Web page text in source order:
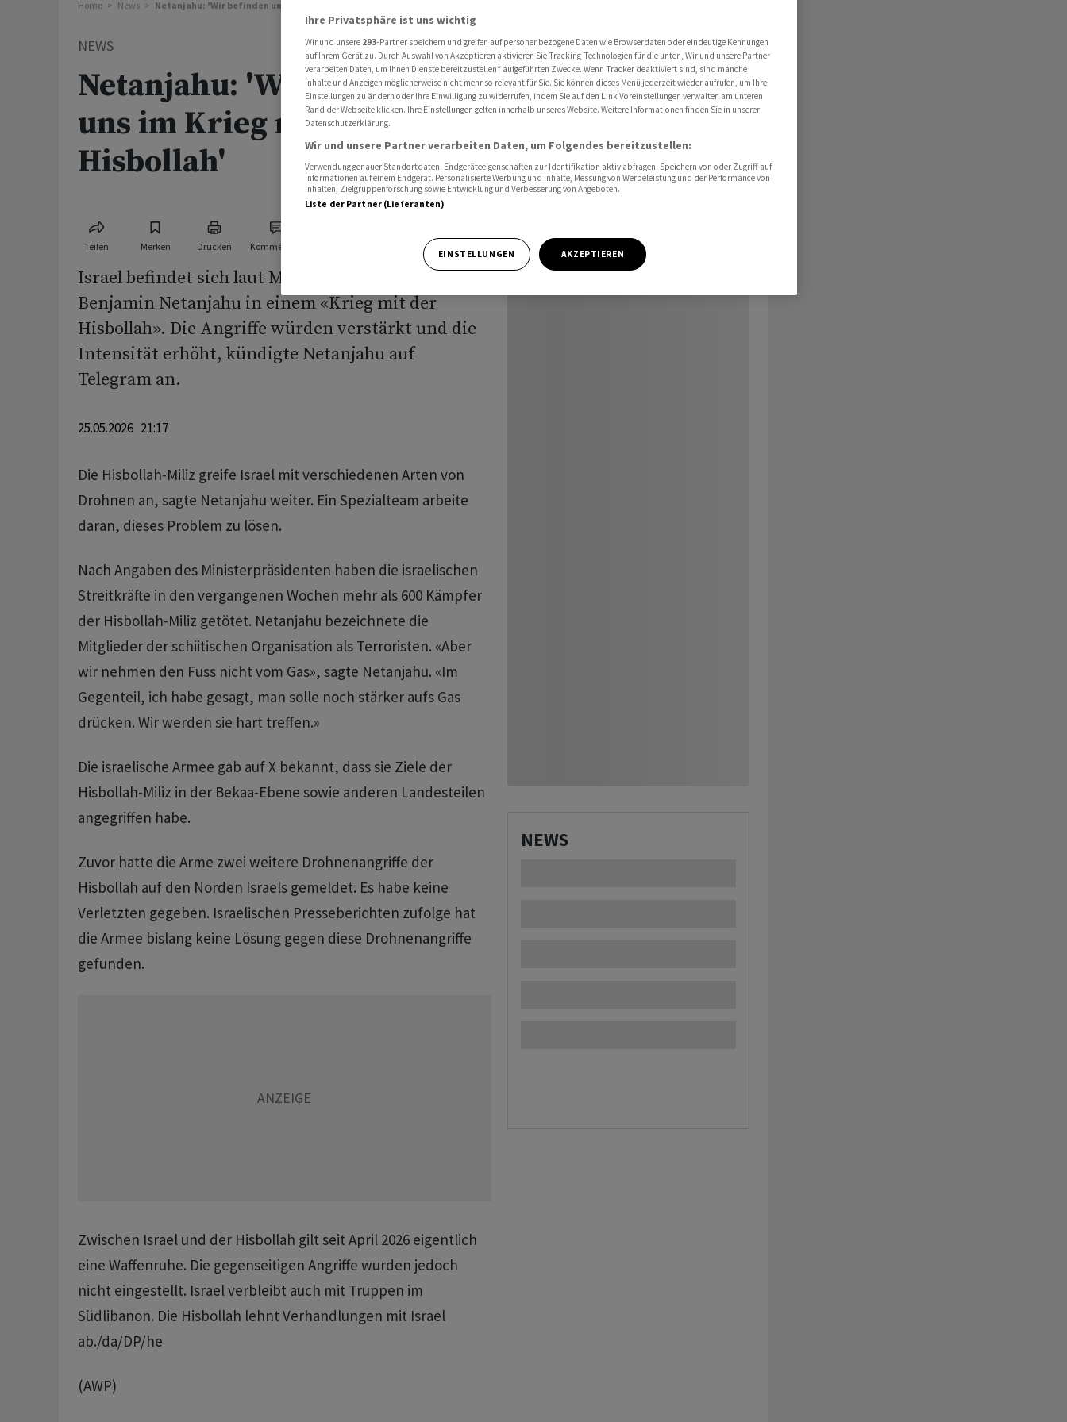
Home News Netanjahu: 'Wir befinden uns im Krieg mit der Hisbollah'
NEWS
Netanjahu: 'Wir befinden
uns im Krieg mit der
Hisbollah'
Teilen Merken Drucken Kommentare
Israel befindet sich laut Ministerpräsident
Benjamin Netanjahu in einem «Krieg mit der
Hisbollah». Die Angriffe würden verstärkt und die
Intensität erhöht, kündigte Netanjahu auf
Telegram an.
25.05.2026 21:17
Die Hisbollah-Miliz greife Israel mit verschiedenen Arten von
Drohnen an, sagte Netanjahu weiter. Ein Spezialteam arbeite
daran, dieses Problem zu lösen.
Nach Angaben des Ministerpräsidenten haben die israelischen
Streitkräfte in den vergangenen Wochen mehr als 600 Kämpfer
der Hisbollah-Miliz getötet. Netanjahu bezeichnete die
Mitglieder der schiitischen Organisation als Terroristen. «Aber
wir nehmen den Fuss nicht vom Gas», sagte Netanjahu. «Im
Gegenteil, ich habe gesagt, man solle noch stärker aufs Gas
drücken. Wir werden sie hart treffen.»
Die israelische Armee gab auf X bekannt, dass sie Ziele der
Hisbollah-Miliz in der Bekaa-Ebene sowie anderen Landesteilen
angegriffen habe.
Zuvor hatte die Arme zwei weitere Drohnenangriffe der
Hisbollah auf den Norden Israels gemeldet. Es habe keine
Verletzten gegeben. Israelischen Presseberichten zufolge hat
die Armee bislang keine Lösung gegen diese Drohnenangriffe
gefunden.
Zwischen Israel und der Hisbollah gilt seit April 2026 eigentlich
eine Waffenruhe. Die gegenseitigen Angriffe wurden jedoch
nicht eingestellt. Israel verbleibt auch mit Truppen im
Südlibanon. Die Hisbollah lehnt Verhandlungen mit Israel
ab./da/DP/he
(AWP)
NEWS
Ihre Privatsphäre ist uns wichtig
Wir und unsere 293-Partner speichern und greifen auf personenbezogene Daten wie Browserdaten oder eindeutige Kennungen
auf Ihrem Gerät zu. Durch Auswahl von Akzeptieren aktivieren Sie Tracking-Technologien für die unter „Wir und unsere Partner
verarbeiten Daten, um Ihnen Dienste bereitzustellen“ aufgeführten Zwecke. Wenn Tracker deaktiviert sind, sind manche
Inhalte und Anzeigen möglicherweise nicht mehr so relevant für Sie. Sie können dieses Menü jederzeit wieder aufrufen, um Ihre
Einstellungen zu ändern oder Ihre Einwilligung zu widerrufen, indem Sie auf den Link Voreinstellungen verwalten am unteren
Rand der Webseite klicken. Ihre Einstellungen gelten innerhalb unseres Website. Weitere Informationen finden Sie in unserer
Datenschutzerklärung.
Wir und unsere Partner verarbeiten Daten, um Folgendes bereitzustellen:
Verwendung genauer Standortdaten. Endgeräteeigenschaften zur Identifikation aktiv abfragen. Speichern von oder Zugriff auf
Informationen auf einem Endgerät. Personalisierte Werbung und Inhalte, Messung von Werbeleistung und der Performance von
Inhalten, Zielgruppenforschung sowie Entwicklung und Verbesserung von Angeboten.
Liste der Partner (Lieferanten)
EINSTELLUNGEN AKZEPTIEREN